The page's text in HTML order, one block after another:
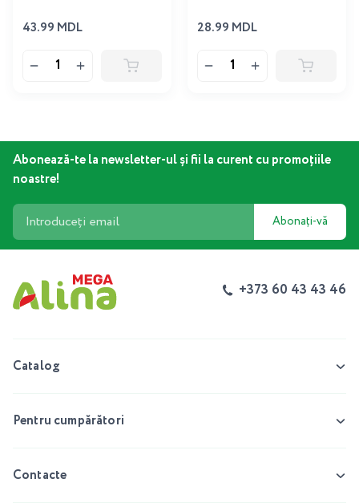
43.99 MDL 28.99 MDL
Abonează-te la newsletter-ul și fii la curent cu promoțiile
noastre!
Abonați-vă
+373 60 43 43 46
Catalog
Pentru cumpărători
Contacte